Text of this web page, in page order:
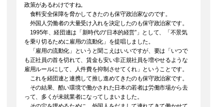
政策があるわけですね。
食料安全保障を脅かしてきたのも保守政治家なのです。
外国人労働者の大量受け入れを決定したのも保守政治家です。
1995年、経団連は「新時代の“日本的経営”」として、「不景気
を乗り切るために雇用の流動化」を提唱しました。
「雇用の流動化」というと聞こえはいいですが、要は「いつで
も正社員の首を切れて、賃金も安い非正規社員を増やせるような
雇用ルールにして、人件費を抑制させてくれ」ということです。
これを経団連と連携して推し進めてきたのも保守政治家です。
その結果、酷い環境で働かされた日本の若者は労働市場から去
って、多くが未就業者になってしまいました。